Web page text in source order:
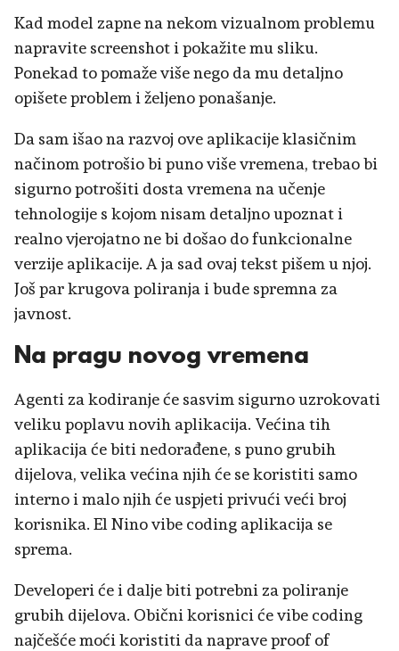
Kad model zapne na nekom vizualnom problemu
napravite screenshot i pokažite mu sliku.
Ponekad to pomaže više nego da mu detaljno
opišete problem i željeno ponašanje.
Da sam išao na razvoj ove aplikacije klasičnim
načinom potrošio bi puno više vremena, trebao bi
sigurno potrošiti dosta vremena na učenje
tehnologije s kojom nisam detaljno upoznat i
realno vjerojatno ne bi došao do funkcionalne
verzije aplikacije. A ja sad ovaj tekst pišem u njoj.
Još par krugova poliranja i bude spremna za
javnost.
Na pragu novog vremena
Agenti za kodiranje će sasvim sigurno uzrokovati
veliku poplavu novih aplikacija. Većina tih
aplikacija će biti nedorađene, s puno grubih
dijelova, velika većina njih će se koristiti samo
interno i malo njih će uspjeti privući veći broj
korisnika. El Nino vibe coding aplikacija se
sprema.
Developeri će i dalje biti potrebni za poliranje
grubih dijelova. Obični korisnici će vibe coding
najčešće moći koristiti da naprave proof of